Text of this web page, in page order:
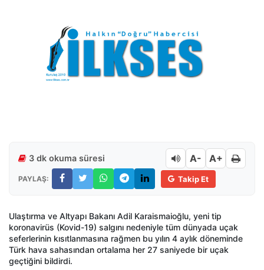
3 dk okuma süresi A- A+
PAYLAŞ: Takip Et
Ulaştırma ve Altyapı Bakanı Adil Karaismaioğlu, yeni tip
koronavirüs (Kovid-19) salgını nedeniyle tüm dünyada uçak
seferlerinin kısıtlanmasına rağmen bu yılın 4 aylık döneminde
Türk hava sahasından ortalama her 27 saniyede bir uçak
geçtiğini bildirdi.